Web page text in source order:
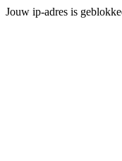
Jouw ip-adres is